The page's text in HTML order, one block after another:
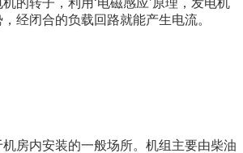
的转子，利用‘电磁感应’原理，发电机
经闭合的负载回路就能产生电流。
房内安装的一般场所。机组主要由柴油